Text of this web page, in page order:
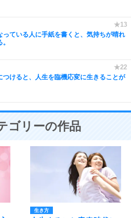
っている人に手紙を書くと、気持ちが晴れ
つけると、人生を臨機応変に生きることが
ゴリーの作品
生き方